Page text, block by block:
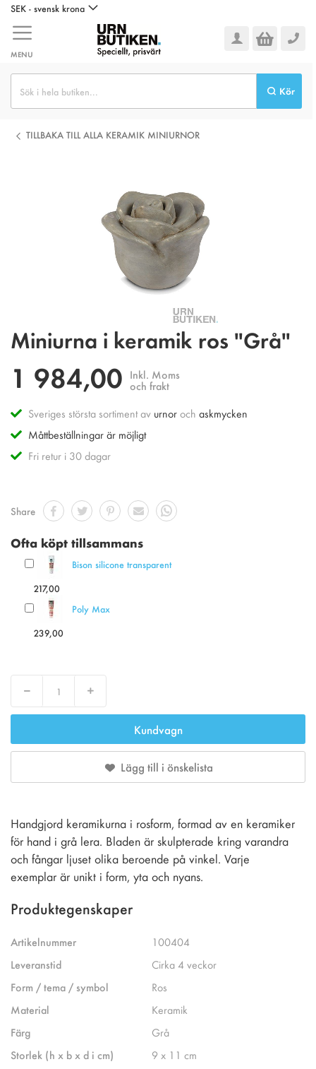
Hoppa
innehållet
SEK - svensk krona
MENU
Kör
TILLBAKA TILL ALLA KERAMIK MINIURNOR
till
av
bildgalleriet
Miniurna i keramik ros "Grå"
1 984,00 Inkl. Moms
och frakt
Sveriges största sortiment av urnoroch askmycken
Måttbeställningar är möjligt
Fri retur i 30 dagar
Share
Ofta köpt tillsammans
Bison silicone transparent
217,00
Poly Max
239,00
Decrease Increase
Kundvagn
Lägg till i önskelista
Handgjord keramikurna i rosform, formad av en keramiker
för hand i grå lera. Bladen är skulpterade kring varandra
och fångar ljuset olika beroende på vinkel. Varje
exemplar är unikt i form, yta och nyans.
Produktegenskaper
Artikelnummer
100404
Leveranstid
Cirka 4 veckor
Form / tema / symbol
Ros
Material
Keramik
Färg
Grå
Storlek (h x b x d i cm)
9 x 11 cm